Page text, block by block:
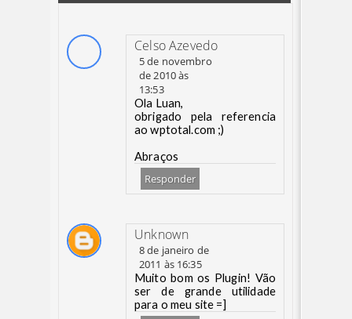
Celso Azevedo
5 de novembro
de 2010 às
13:53
Ola Luan,
obrigado pela referencia
ao wptotal.com ;)
Abraços
Responder
Unknown
8 de janeiro de
2011 às 16:35
Muito bom os Plugin! Vão
ser de grande utilidade
para o meu site =]